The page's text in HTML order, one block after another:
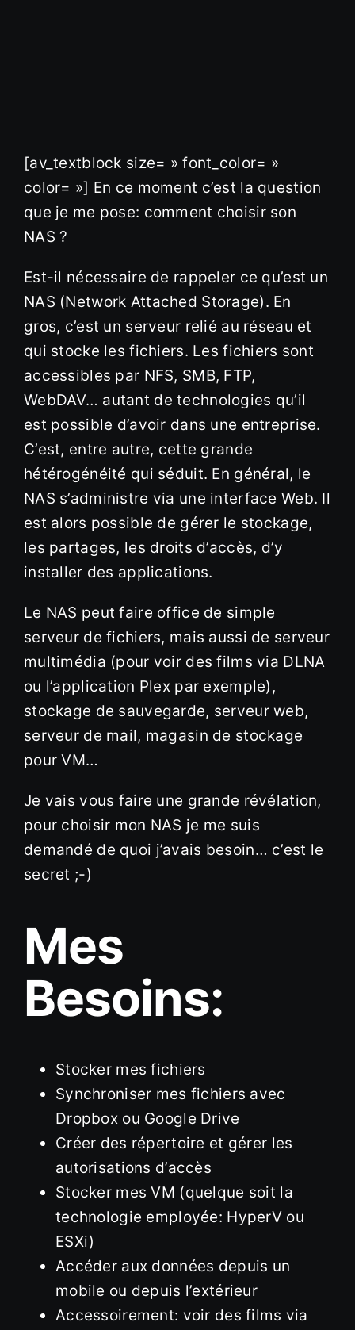
[av_textblock size= » font_color= »
color= »] En ce moment c’est la question
que je me pose: comment choisir son
NAS ?
Est-il nécessaire de rappeler ce qu’est un
NAS (Network Attached Storage). En
gros, c’est un serveur relié au réseau et
qui stocke les fichiers. Les fichiers sont
accessibles par NFS, SMB, FTP,
WebDAV… autant de technologies qu’il
est possible d’avoir dans une entreprise.
C’est, entre autre, cette grande
hétérogénéité qui séduit. En général, le
NAS s’administre via une interface Web. Il
est alors possible de gérer le stockage,
les partages, les droits d’accès, d’y
installer des applications.
Le NAS peut faire office de simple
serveur de fichiers, mais aussi de serveur
multimédia (pour voir des films via DLNA
ou l’application Plex par exemple),
stockage de sauvegarde, serveur web,
serveur de mail, magasin de stockage
pour VM…
Je vais vous faire une grande révélation,
pour choisir mon NAS je me suis
demandé de quoi j’avais besoin… c’est le
secret ;-)
Mes
Besoins:
Stocker mes fichiers
Synchroniser mes fichiers avec
Dropbox ou Google Drive
Créer des répertoire et gérer les
autorisations d’accès
Stocker mes VM (quelque soit la
technologie employée: HyperV ou
ESXi)
Accéder aux données depuis un
mobile ou depuis l’extérieur
Accessoirement: voir des films via